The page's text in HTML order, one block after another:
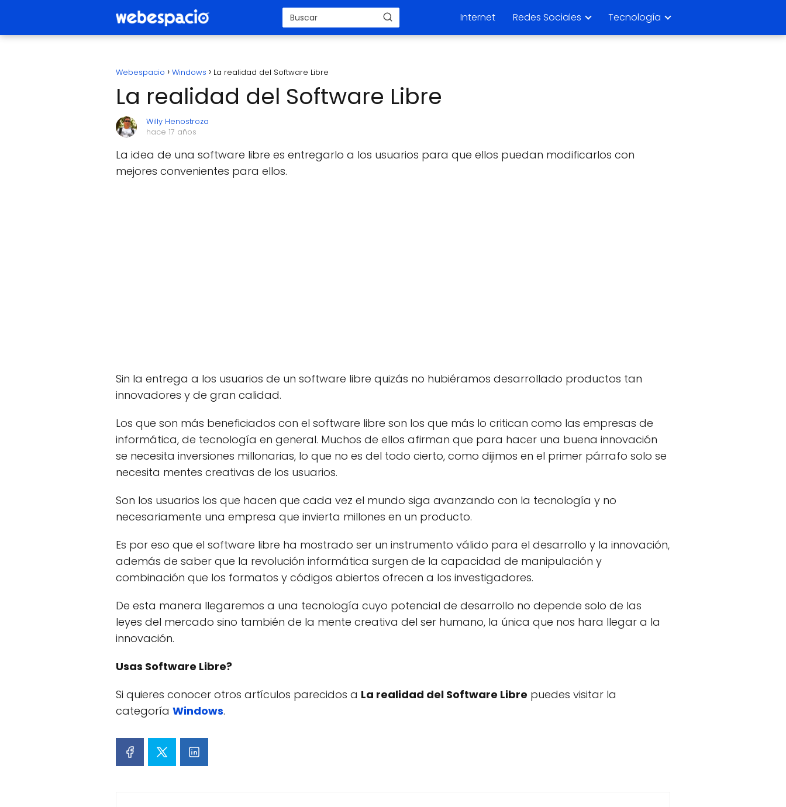
Internet Redes Sociales Tecnología
Webespacio Windows La realidad del Software Libre
La realidad del Software Libre
Willy Henostroza
hace 17 años
La idea de una software libre es entregarlo a los usuarios para que ellos puedan modificarlos con
mejores convenientes para ellos.
Sin la entrega a los usuarios de un software libre quizás no hubiéramos desarrollado productos tan
innovadores y de gran calidad.
Los que son más beneficiados con el software libre son los que más lo critican como las empresas de
informática, de tecnología en general. Muchos de ellos afirman que para hacer una buena innovación
se necesita inversiones millonarias, lo que no es del todo cierto, como dijimos en el primer párrafo solo se
necesita mentes creativas de los usuarios.
Son los usuarios los que hacen que cada vez el mundo siga avanzando con la tecnología y no
necesariamente una empresa que invierta millones en un producto.
Es por eso que el software libre ha mostrado ser un instrumento válido para el desarrollo y la innovación,
además de saber que la revolución informática surgen de la capacidad de manipulación y
combinación que los formatos y códigos abiertos ofrecen a los investigadores.
De esta manera llegaremos a una tecnología cuyo potencial de desarrollo no depende solo de las
leyes del mercado sino también de la mente creativa del ser humano, la única que nos hara llegar a la
innovación.
Usas Software Libre?
Si quieres conocer otros artículos parecidos a La realidad del Software Libre puedes visitar la
categoría Windows.